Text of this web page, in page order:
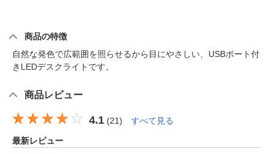
商品の特徴
自然な発色で広範囲を照らせるから目にやさしい、USBポート付
きLEDデスクライトです。
商品レビュー
4.1 (21) すべて見る
最新レビュー